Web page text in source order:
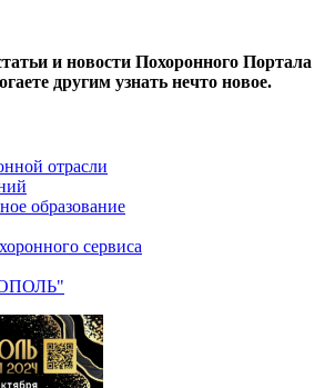
и новости Похоронного Портала
другим узнать нечто новое.
отрасли
образование
сервиса